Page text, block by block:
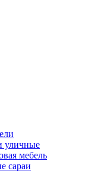
уличные
мебель